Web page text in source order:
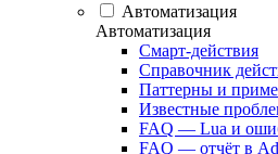
Автоматизация
Автоматизация
Смарт-действия
Справочник
Паттерны и
Известные
FAQ — Lua и
FAQ — отчёт в